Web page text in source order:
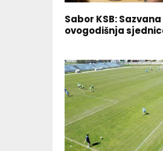
Sabor KSB:
ovogodišnja